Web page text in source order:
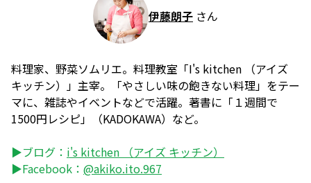
伊藤朗子 さん
料理家、野菜ソムリエ。料理教室「I's kitchen （アイズ
キッチン）」主宰。「やさしい味の飽きない料理」をテー
マに、雑誌やイベントなどで活躍。著書に「１週間で
1500円レシピ」（KADOKAWA）など。
▶ブログ： i's kitchen （アイズ キッチン）
▶Facebook： @akiko.ito.967